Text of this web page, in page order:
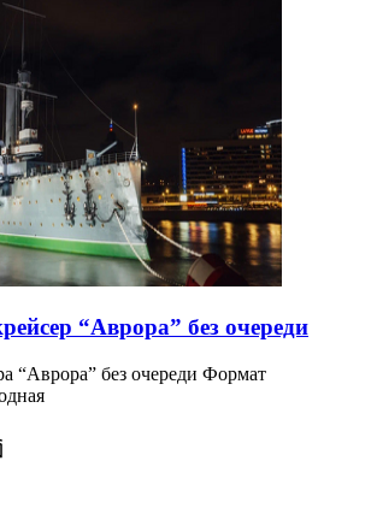
“Аврора” без очереди
“Аврора” без очереди Формат